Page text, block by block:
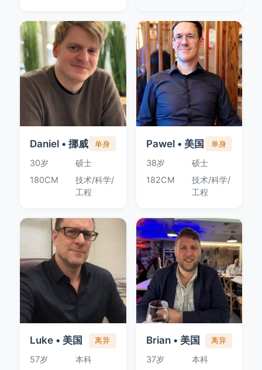
Daniel • 挪威 单身
30岁
硕士
180CM
技术/科学/
工程
Pawel • 美国 单身
38岁
硕士
182CM
技术/科学/
工程
Luke • 美国 离异
57岁
本科
Brian • 美国 离异
37岁
本科